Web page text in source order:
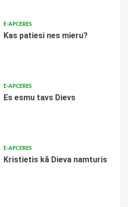
E-APCERES
​Kas patiesi nes mieru?
E-APCERES
Es esmu tavs Dievs
E-APCERES
Kristietis kā Dieva namturis